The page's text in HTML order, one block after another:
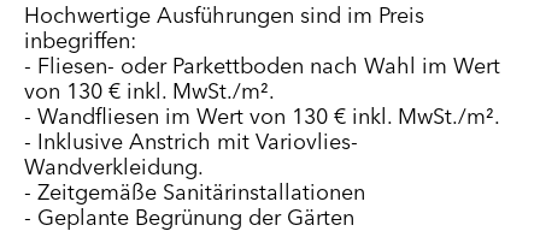
Hochwertige Ausführungen sind im Preis
inbegriffen:
- Fliesen- oder Parkettboden nach Wahl im Wert
von 130 € inkl. MwSt./m².
- Wandfliesen im Wert von 130 € inkl. MwSt./m².
- Inklusive Anstrich mit Variovlies-
Wandverkleidung.
- Zeitgemäße Sanitärinstallationen
- Geplante Begrünung der Gärten